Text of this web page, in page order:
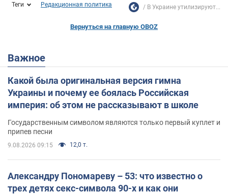
Теги Редакционная политика В Украине утилизируют...
Вернуться на главную OBOZ
Важное
Какой была оригинальная версия гимна
Украины и почему ее боялась Российская
империя: об этом не рассказывают в школе
Государственным символом являются только первый куплет и
припев песни
9.08.2026 09:15 12,0 т.
Александру Пономареву – 53: что известно о
трех детях секс-символа 90-х и как они